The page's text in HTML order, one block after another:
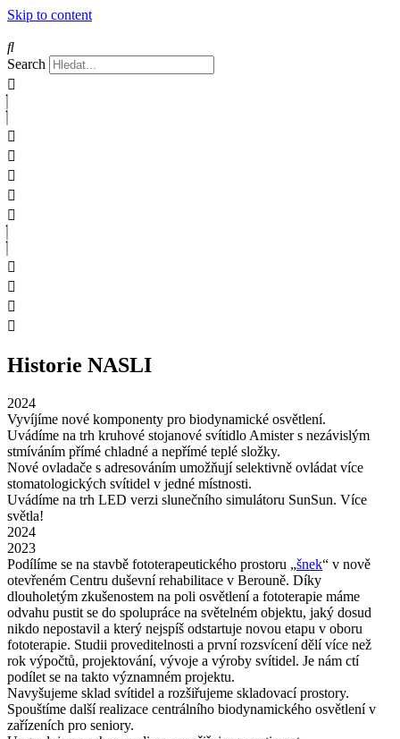
Skip to content
Search
Historie NASLI
2024
Vyvíjíme nové komponenty pro biodynamické osvětlení.
Uvádíme na trh kruhové stojanové svítidlo Amister s nezávislým
stmíváním přímé chladné a nepřímé teplé složky.
Nové ovladače s adresováním umožňují selektivně ovládat více
stomatologických svítidel v jedné místnosti.
Uvádíme na trh LED verzi slunečního simulátoru SunSun. Více
světla!
2024
2023
Podílíme se na stavbě fototerapeutického prostoru „šnek“ v nově
otevřeném Centru duševní rehabilitace v Berouně. Díky
dlouholetým zkušenostem na poli osvětlení a fototerapie máme
odvahu pustit se do spolupráce na světelném objektu, jaký dosud
nikdo nepostavil a který nejspíš odstartuje novou etapu v oboru
fototerapie. Studii proveditelnosti a první rozsvícení dělí více než
rok výpočtů, projektování, vývoje a výroby svítidel. Je nám ctí
podílet se na takto významném projektu.
Navyšujeme sklad svítidel a rozšiřujeme skladovací prostory.
Spouštíme další realizace centrálního biodynamického osvětlení v
zařízeních pro seniory.